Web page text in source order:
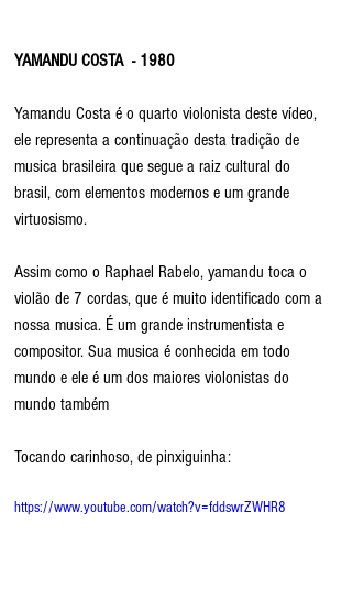
YAMANDU COSTA  - 1980
Yamandu Costa é o quarto violonista deste vídeo,
ele representa a continuação desta tradição de
musica brasileira que segue a raiz cultural do
brasil, com elementos modernos e um grande
virtuosismo.
Assim como o Raphael Rabelo, yamandu toca o
violão de 7 cordas, que é muito identificado com a
nossa musica. É um grande instrumentista e
compositor. Sua musica é conhecida em todo
mundo e ele é um dos maiores violonistas do
mundo também
Tocando carinhoso, de pinxiguinha:
https://www.youtube.com/watch?v=fddswrZWHR8